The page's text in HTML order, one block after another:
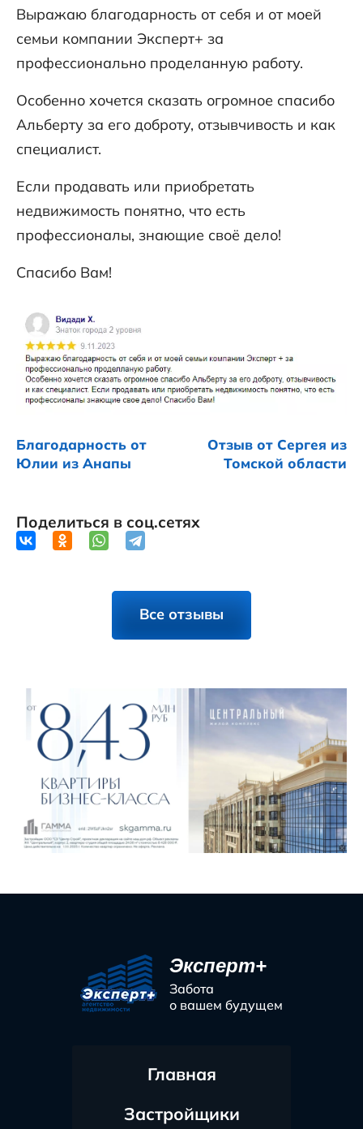
Выражаю благодарность от себя и от моей
семьи компании Эксперт+ за
профессионально проделанную работу.
Особенно хочется сказать огромное спасибо
Альберту за его доброту, отзывчивость и как
специалист.
Если продавать или приобретать
недвижимость понятно, что есть
профессионалы, знающие своё дело!
Спасибо Вам!
Благодарность от
Юлии из Анапы
Отзыв от Сергея из
Томской области
Поделиться в соц.сетях
Все отзывы
Эксперт+
Забота
о вашем будущем
Главная
Застройщики